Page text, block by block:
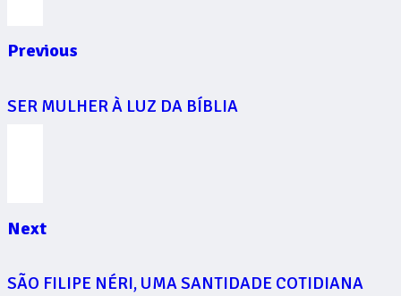
Previous
SER MULHER À LUZ DA BÍBLIA
Next
SÃO FILIPE NÉRI, UMA SANTIDADE COTIDIANA